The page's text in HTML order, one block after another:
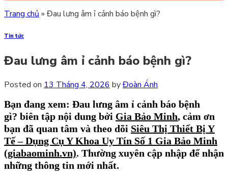
Trang chủ » Đau lưng âm ỉ cảnh báo bệnh gì?
Tin tức
Đau lưng âm ỉ cảnh báo bệnh gì?
Posted on 13 Tháng 4, 2026 byĐoàn Ánh
Bạn đang xem: Đau lưng âm ỉ cảnh báo bệnh
gì? biên tập nội dung bởi Gia Bảo Minh, cảm ơn
bạn đã quan tâm và theo dõi Siêu Thị Thiết Bị Y
Tế – Dụng Cụ Y Khoa Uy Tín Số 1 Gia Bảo Minh
(giabaominh.vn). Thường xuyên cập nhập để nhận
những thông tin mới nhất.